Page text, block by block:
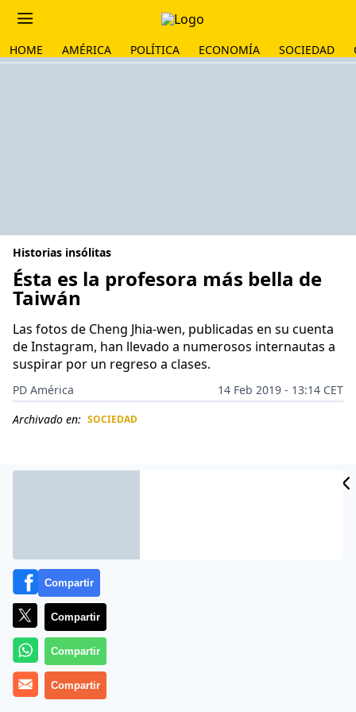
HOME AMÉRICA POLÍTICA ECONOMÍA SOCIEDAD
Historias insólitas
Ésta es la profesora más bella de
Taiwán
Las fotos de Cheng Jhia-wen, publicadas en su cuenta
de Instagram, han llevado a numerosos internautas a
suspirar por un regreso a clases.
PD América
14 Feb 2019 - 13:14 CET
Archivado en: SOCIEDAD
La profesoraCheng Jhia-wen
China), se ha convertido en una nueva celebridad de la
Compartir
Compartir
Compartir
Compartir